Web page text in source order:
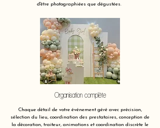
d'être photographiées que dégustées.
Organisation complète
Chaque détail de votre événement géré avec précision,
sélection du lieu, coordination des prestataires, conception de
la décoration, traiteur, animations et coordination discrète le